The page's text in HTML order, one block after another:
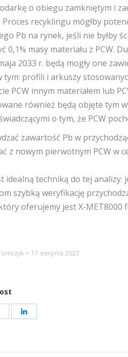
o obiegu zamkniętym i
recyklingu mógłby
Pb na rynek, jeśli nie byłby
masy materiału z PCW.
2033 r. będą mogły one
profili i arkuszy
PCW innym materiałem lub
również będą objęte tym
o tym, że PCW
zawartość Pb w
z nowym pierwotnym PCW w
idealną techniką do tej analizy:
szybką weryfikację
oferujemy jest X-MET8000
17 sierpnia 2023
Share